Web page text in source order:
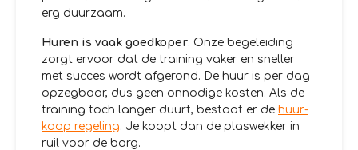
erg duurzaam.
Huren is vaak goedkoper. Onze begeleiding
zorgt ervoor dat de training vaker en sneller
met succes wordt afgerond. De huur is per dag
opzegbaar, dus geen onnodige kosten. Als de
training toch langer duurt, bestaat er de huur-
koop regeling. Je koopt dan de plaswekker in
ruil voor de borg.